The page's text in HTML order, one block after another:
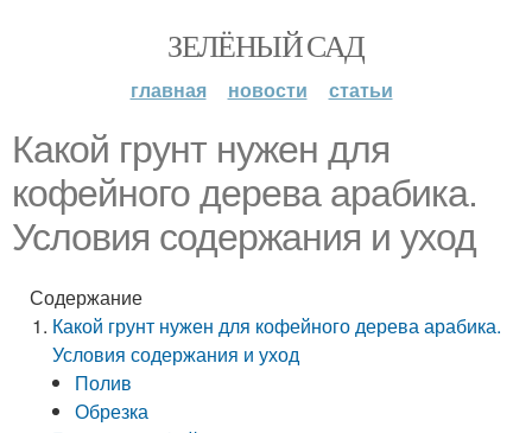
ЗЕЛЁНЫЙ САД
главная новости статьи
Какой грунт нужен для
кофейного дерева арабика.
Условия содержания и уход
Содержание
Какой грунт нужен для кофейного дерева арабика.
Условия содержания и уход
Полив
Обрезка